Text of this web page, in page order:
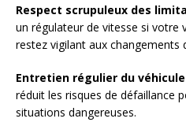
Respect scrupuleux des
un régulateur de vitesse si votre
restez vigilant aux changements
Entretien régulier du véhicule
réduit les risques de défaillance
situations dangereuses.